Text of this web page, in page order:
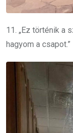
11. „Ez történik a
hagyom a csapot.”